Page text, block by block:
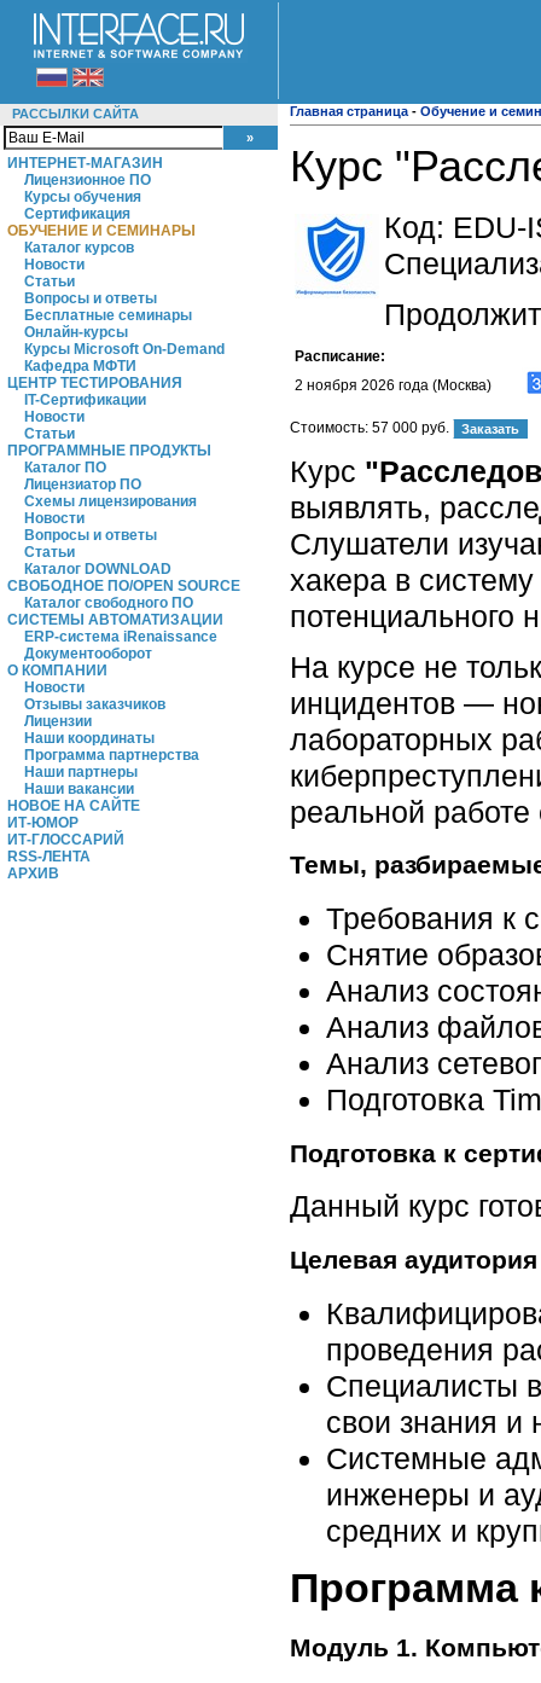
РАССЫЛКИ САЙТА
ИНТЕРНЕТ-МАГАЗИН
Лицензионное ПО
Курсы обучения
Сертификация
ОБУЧЕНИЕ И СЕМИНАРЫ
Каталог курсов
Новости
Статьи
Вопросы и ответы
Бесплатные семинары
Онлайн-курсы
Курсы Microsoft On-Demand
Кафедра МФТИ
ЦЕНТР ТЕСТИРОВАНИЯ
IT-Сертификации
Новости
Статьи
ПРОГРАММНЫЕ ПРОДУКТЫ
Каталог ПО
Лицензиатор ПО
Схемы лицензирования
Новости
Вопросы и ответы
Статьи
Каталог DOWNLOAD
СВОБОДНОЕ ПО/OPEN SOURCE
Каталог свободного ПО
СИСТЕМЫ АВТОМАТИЗАЦИИ
ERP-система iRenaissance
Документооборот
О КОМПАНИИ
Новости
Отзывы заказчиков
Лицензии
Наши координаты
Программа партнерства
Наши партнеры
Наши вакансии
НОВОЕ НА САЙТЕ
ИТ-ЮМОР
ИТ-ГЛОССАРИЙ
RSS-ЛЕНТА
АРХИВ
Главная страница - Обучение и
Курс
Код: EDU-
Расписание:
2 ноября 2026 года (Москва)
Стоимость: 57 000 руб.
Курс
выявлять,
Слушатели
хакера в
потенциального
На курсе не
инцидентов —
лабораторных
реальной
Темы,
Требования к
Снятие
Анализ
Анализ
Анализ
Подготовка
Подготовка к
Данный курс
Целевая
проведения
Специалисты
свои знания и
Системные
инженеры и
средних и
Программа
Модуль 1.